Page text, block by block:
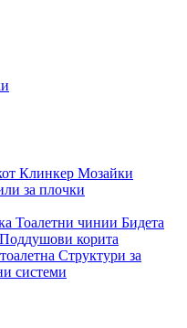
Клинкер Мозайки
за плочки
Тоалетни чинии Бидета
Поддушови корита
Структури за
системи